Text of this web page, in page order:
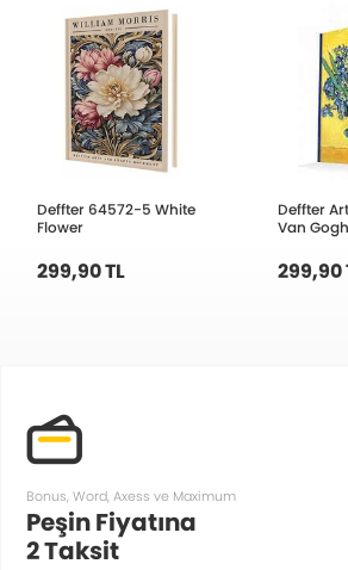
Deffter 64572-5 White
Flower
299,90 TL
Deffter
Van
299,90
Bonus, Word, Axess ve Maximum
Peşin Fiyatına
2 Taksit